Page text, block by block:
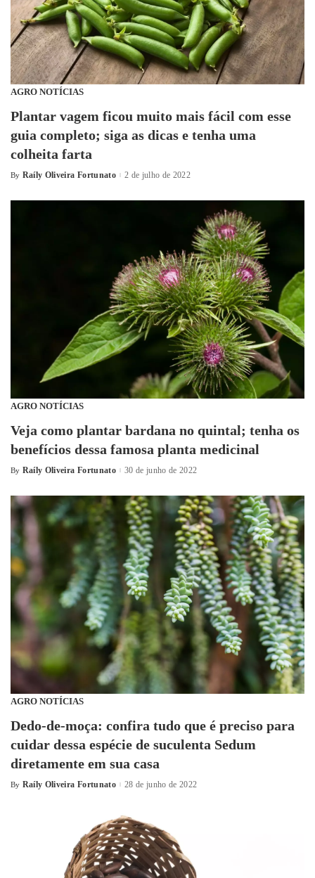
AGRO NOTÍCIAS
Plantar vagem ficou muito mais fácil com esse
guia completo; siga as dicas e tenha uma
colheita farta
By Raíly Oliveira Fortunato 2 de julho de 2022
AGRO NOTÍCIAS
Veja como plantar bardana no quintal; tenha os
benefícios dessa famosa planta medicinal
By Raíly Oliveira Fortunato 30 de junho de 2022
AGRO NOTÍCIAS
Dedo-de-moça: confira tudo que é preciso para
cuidar dessa espécie de suculenta Sedum
diretamente em sua casa
By Raíly Oliveira Fortunato 28 de junho de 2022